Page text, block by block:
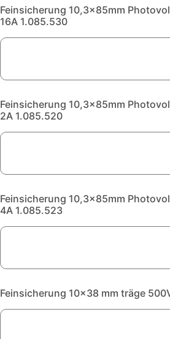
Feinsicherung 10,3x85mm
16A 1.085.530
Feinsicherung 10,3x85mm
2A 1.085.520
Feinsicherung 10,3x85mm
4A 1.085.523
Feinsicherung 10x38 mm träge